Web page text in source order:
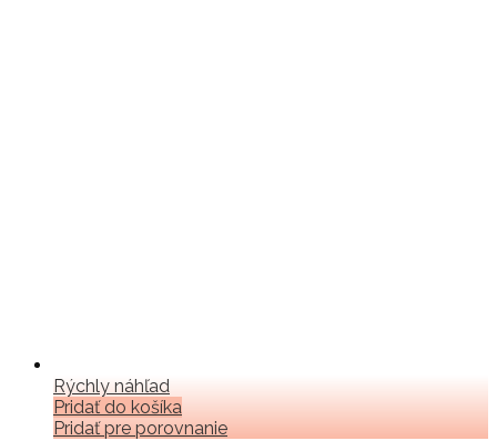
Rýchly náhľad
Pridať do košíka
Pridať pre porovnanie